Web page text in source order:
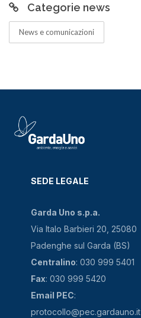
Categorie news
News e comunicazioni
SEDE LEGALE
Garda Uno s.p.a.
Via Italo Barbieri 20, 25080
Padenghe sul Garda (BS)
Centralino: 030 999 5401
Fax: 030 999 5420
Email PEC:
protocollo@pec.gardauno.it